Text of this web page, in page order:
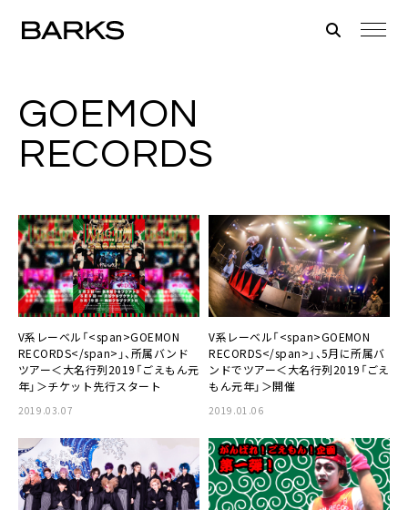
GOEMON
RECORDS
V系レーベル「<span>GOEMON
RECORDS</span>」、所属バンド
ツアー＜大名行列2019「ごえもん元
年」＞チケット先行スタート
2019.03.07
V系レーベル「<span>GOEMON
RECORDS</span>」、5月に所属バ
ンドでツアー＜大名行列2019「ごえ
もん元年」＞開催
2019.01.06